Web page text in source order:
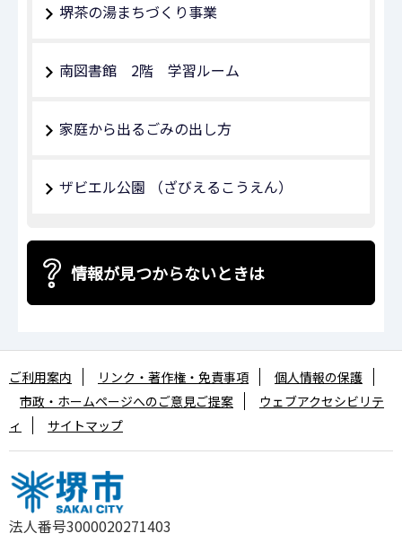
堺茶の湯まちづくり事業
南図書館 2階 学習ルーム
家庭から出るごみの出し方
ザビエル公園 （ざびえるこうえん）
情報が見つからないときは
法人番号3000020271403
ご利用案内 リンク・著作権・免責事項
個人情報の保護
市政・ホームページへのご意見ご提案
ウェブアクセシビリテ
ィ
サイトマップ